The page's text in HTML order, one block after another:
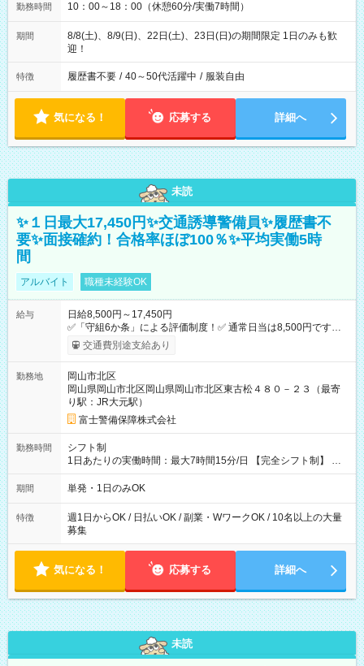
勤務時間 10：00～18：00（休憩60分/実働7時間）
期間
8/8(土)、8/9(日)、22日(土)、23日(日)の期間限定 1日のみも歓
迎！
特徴 履歴書不要 / 40～50代活躍中 / 服装自由
気になる！ 応募する 詳細へ
未読
✨１日最大17,450円✨交通誘導警備員✨履歴書不
要✨面接確約！合格率ほぼ100％✨平均実働5時
間
アルバイト 職種未経験OK
給与
日給8,500円～17,450円
✅「守組6か条」による評価制度！✅ 通常日当は8,500円ですが
上記評価制度により「S級隊員」と認定されれば10,000円の日当
を支給します。 (1)上記勤務者が交通2級資格者の場合10,000円
14,375円 (3)上記現場が日祝深夜の場合 17,250円 (4)上記勤務
者が現場までの運転者の場合17,250+200円＝17,450円 -----------
------------------------------- *最高日当額 17,450円* （実働時間5
時間の場合、時給3,490円） ------------------------------------------ よ
り上位の資格取得やリーダー手当を取得すると ”さらに”加算さ
れます！ ※日当支給時振込手数料等は一切ありません。 【試用
期間】試用期間なし
交通費別途支給あり
勤務地
岡山市北区
岡山県岡山市北区岡山県岡山市北区東古松４８０－２３（最寄
り駅：JR大元駅）
富士警備保障株式会社
勤務時間
シフト制
1日あたりの実働時間：最大7時間15分/日 【完全シフト制】 例
(1) 8：00~17:00（休憩１h） 例(2) 13:00~16:00（早上がりでも
全額支給！） 例(3) 21:00~5:00（夜勤なら日当1.25倍！！）
期間 単発・1日のみOK
特徴
週1日からOK / 日払いOK / 副業・WワークOK / 10名以上の大量
募集
気になる！ 応募する 詳細へ
未読